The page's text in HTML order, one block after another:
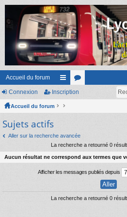
Accueil du forum
ac
co
ci
s
or
s
Connexion Inscription
Accueil du forum
Sujets actifs
Aller sur la recherche avancée
La recherche a retourné 0
Aucun résultat ne correspond aux termes que
Afficher les messages publiés depuis
La recherche a retourné 0